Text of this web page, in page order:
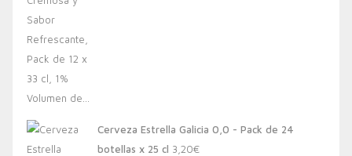
Cerveza Estrella Galicia 0,0 - Pack de 24
botellas x 25 cl 3,20€